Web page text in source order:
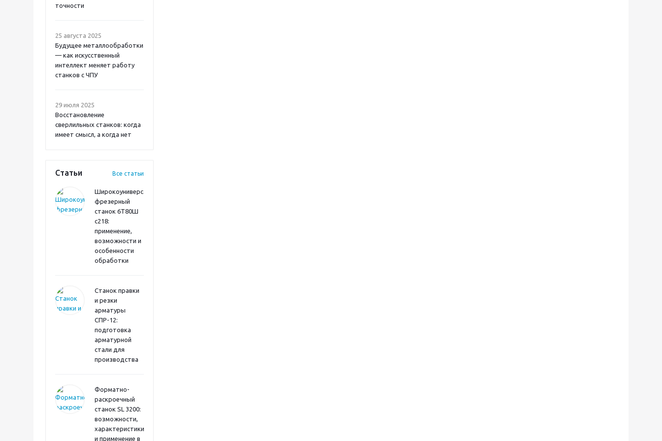
точности
25 августа 2025
Будущее металлообработки
— как искусственный
интеллект меняет работу
станков с ЧПУ
29 июля 2025
Восстановление
сверлильных станков: когда
имеет смысл, а когда нет
Статьи Все статьи
Широкоуниверсальный
фрезерный
станок 6Т80Ш
с218:
применение,
возможности и
особенности
обработки
Станок правки
и резки
арматуры
СПР-12:
подготовка
арматурной
стали для
производства
Форматно-
раскроечный
станок SL 3200:
возможности,
характеристики
и применение в